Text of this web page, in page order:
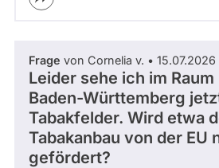
Frage von Cornelia v. • 15.07.2026
Leider sehe ich im
Baden-Württemberg
Tabakfelder. Wird etwa
Tabakanbau von der EU
gefördert?